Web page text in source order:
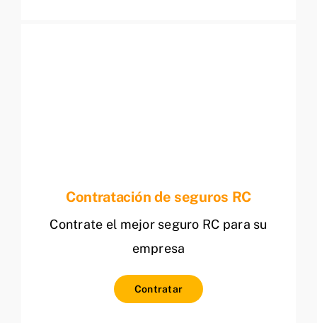
Contratación de seguros RC
Contrate el mejor seguro RC para su
empresa
Contratar